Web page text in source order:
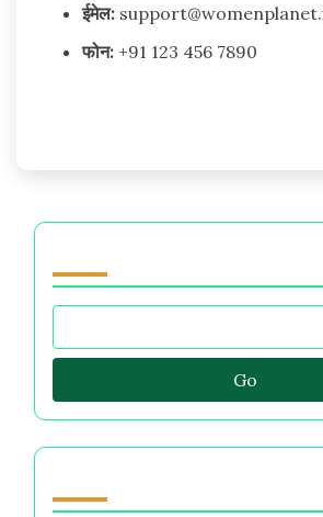
ईमेल:
फोन: +91 123 456 7890
Go